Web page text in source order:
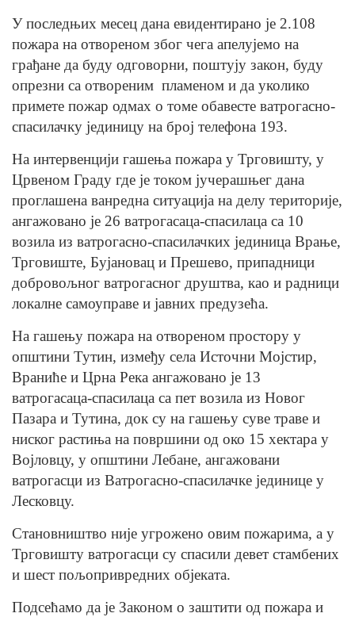
У последњих месец дана евидентирано је 2.108
пожара на отвореном због чега апелујемо на
грађане да буду одговорни, поштују закон, буду
опрезни са отвореним пламеном и да уколико
примете пожар одмах о томе обавесте ватрогасно-
спасилачку јединицу на број телефона 193.
На интервенцији гашења пожара у Трговишту, у
Црвеном Граду где је током јучерашњег дана
проглашена ванредна ситуација на делу територије,
ангажовано је 26 ватрогасаца-спасилаца са 10
возила из ватрогасно-спасилачких јединица Врање,
Трговиште, Бујановац и Прешево, припадници
добровољног ватрогасног друштва, као и радници
локалне самоуправе и јавних предузећа.
На гашењу пожара на отвореном простору у
општини Тутин, између села Источни Мојстир,
Враниће и Црна Река ангажовано је 13
ватрогасаца-спасилаца са пет возила из Новог
Пазара и Тутина, док су на гашењу суве траве и
ниског растиња на површини од око 15 хектара у
Војловцу, у општини Лебане, ангажовани
ватрогасци из Ватрогасно-спасилачке јединице у
Лесковцу.
Становништво није угрожено овим пожарима, а у
Трговишту ватрогасци су спасили девет стамбених
и шест пољопривредних објеката.
Подсећамо да је Законом о заштити од пожара и